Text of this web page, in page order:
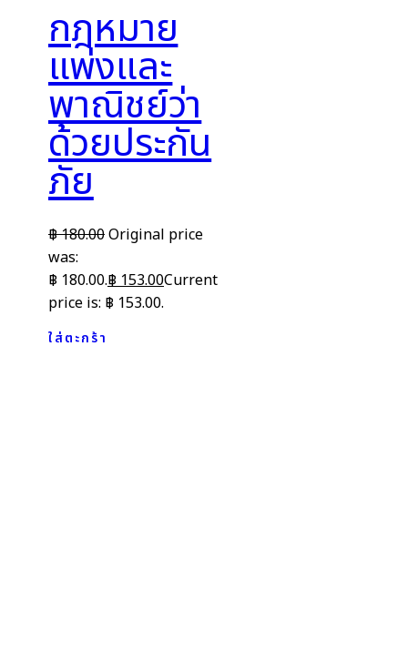
กฎหมาย
แพ่งและ
พาณิชย์ว่า
ด้วยประกัน
ภัย
฿180.00Original price
was:
฿ 180.00.฿153.00Current
price is: ฿ 153.00.
ใส่ตะกร้า